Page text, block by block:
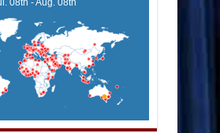
08th - Aug. 08th